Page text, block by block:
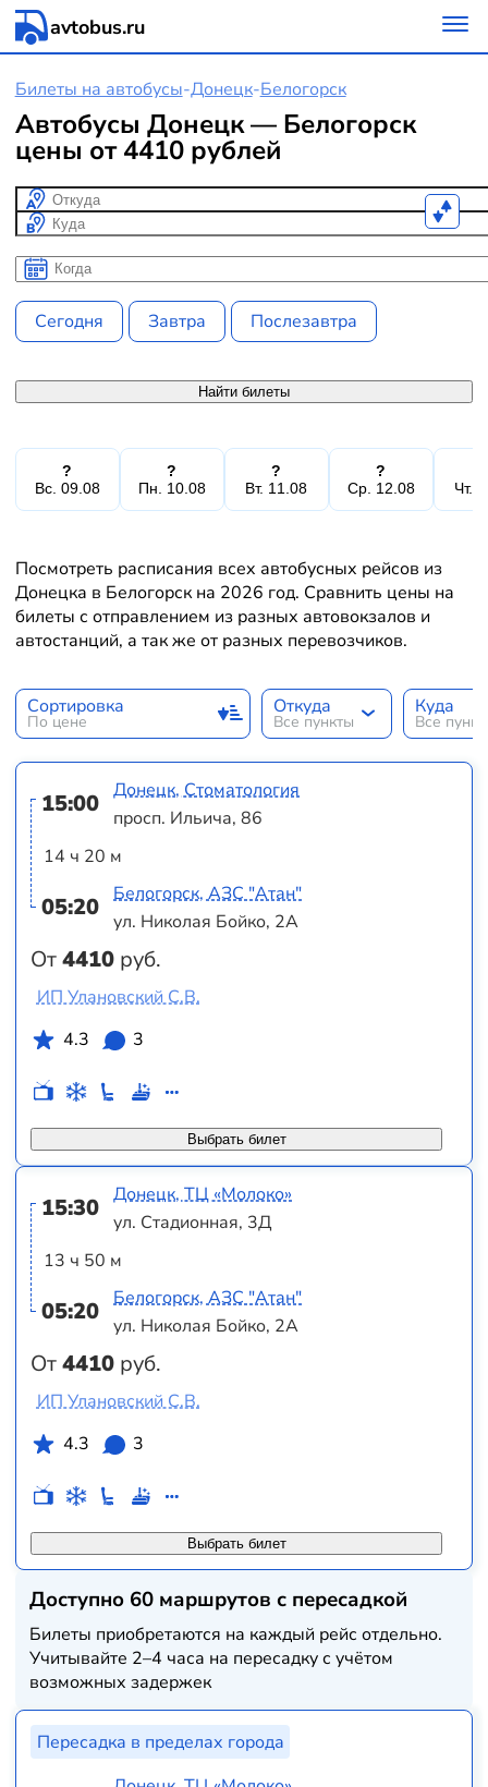
avtobus.ru
Билеты на автобусы-Донецк-Белогорск
Автобусы Донецк — Белогорск
цены от 4410 рублей
Откуда
Куда
Когда
Когда
Сегодня Завтра Послезавтра
Найти билеты
?
Вс. 09.08
?
Пн. 10.08
?
Вт. 11.08
?
Ср. 12.08
Чт.
Посмотреть расписания всех автобусных рейсов из
Донецка в Белогорск на 2026 год. Сравнить цены на
билеты с отправлением из разных автовокзалов и
автостанций, а так же от разных перевозчиков.
Сортировка
По цене
Откуда
Все пункты
Куда
Все
15:00
14 ч 20 м
05:20
От4410 руб.
Донецк, Стоматология
просп. Ильича, 86
Белогорск, АЗС "Атан"
ул. Николая Бойко, 2А
Выбрать билет
ИП Улановский С.В.
4.3
3
15:30
13 ч 50 м
05:20
От4410 руб.
Донецк, ТЦ «Молоко»
ул. Стадионная, 3Д
Белогорск, АЗС "Атан"
ул. Николая Бойко, 2А
Выбрать билет
ИП Улановский С.В.
4.3
3
Доступно 60 маршрутов с пересадкой
Билеты приобретаются на каждый рейс отдельно.
Учитывайте 2–4 часа на пересадку с учётом
возможных задержек
Пересадка в пределах города